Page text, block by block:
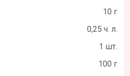
10 г
0,25 ч. л.
1 шт.
100 г